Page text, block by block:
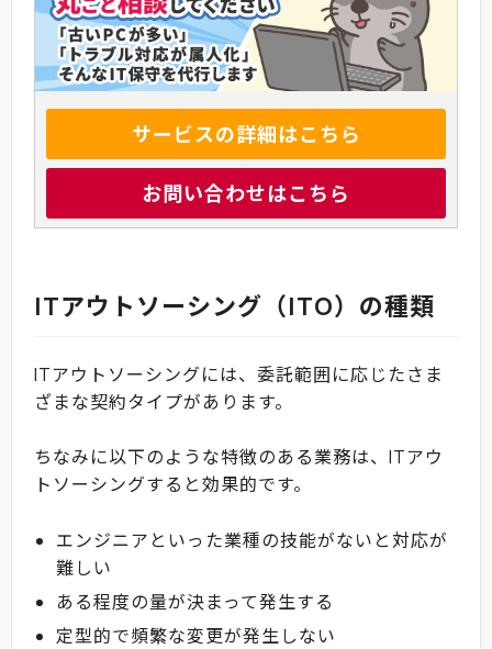
サービスの詳細はこちら
お問い合わせはこちら
ITアウトソーシング（ITO）の種類
ITアウトソーシングには、委託範囲に応じたさま
ざまな契約タイプがあります。
ちなみに以下のような特徴のある業務は、ITアウ
トソーシングすると効果的です。
エンジニアといった業種の技能がないと対応が
難しい
ある程度の量が決まって発生する
定型的で頻繁な変更が発生しない